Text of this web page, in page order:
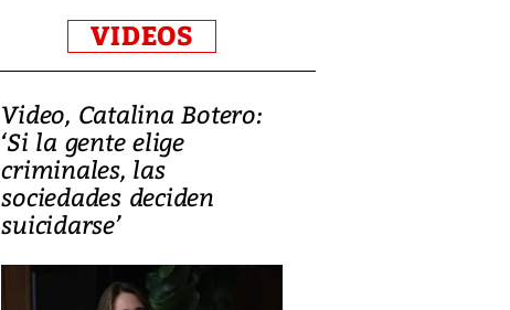
VIDEOS
Video, Catalina Botero:
‘Si la gente elige
criminales, las
sociedades deciden
suicidarse’